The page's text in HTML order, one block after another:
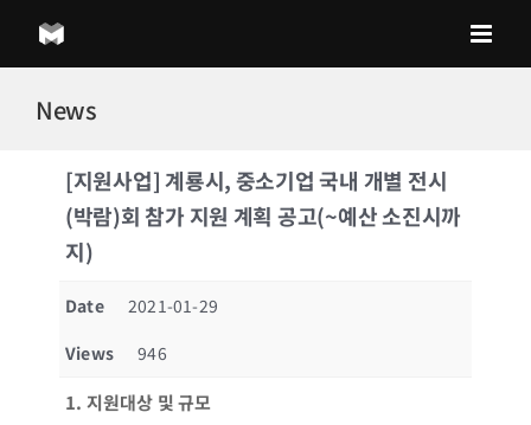
content
News
[지원사업] 계룡시, 중소기업 국내 개별 전시
(박람)회 참가 지원 계획 공고(~예산 소진시까
지)
Date
2021-01-29
Views
946
1. 지원대상 및 규모